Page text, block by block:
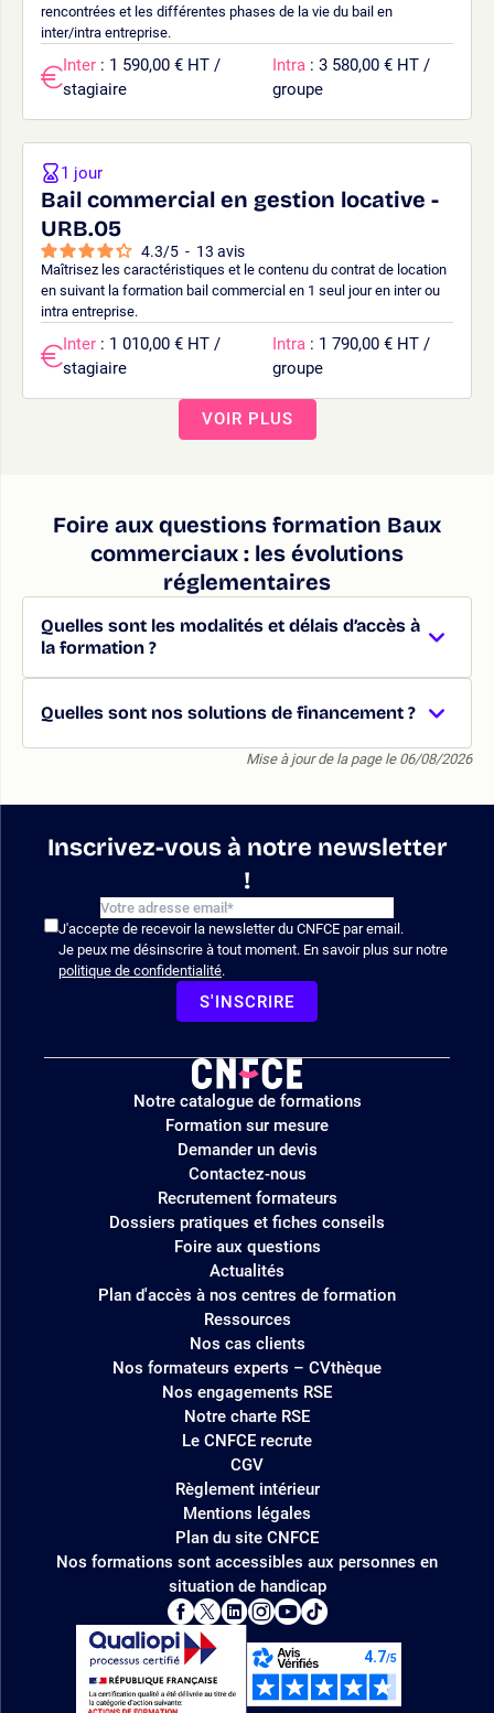
rencontrées et les différentes phases de la vie du bail en
inter/intra entreprise.
Inter : 1 590,00 € HT /
stagiaire
Intra : 3 580,00 € HT /
groupe
Bail commercial en gestion locative -
URB.05
4.3/5 - 13 avis
Maîtrisez les caractéristiques et le contenu du contrat de location
en suivant la formation bail commercial en 1 seul jour en inter ou
intra entreprise.
1 jour
Inter : 1 010,00 € HT /
stagiaire
Intra : 1 790,00 € HT /
groupe
VOIR PLUS
Foire aux questions formation Baux
commerciaux : les évolutions
réglementaires
Quelles sont les modalités et délais d’accès à
la formation ?
Quelles sont nos solutions de financement ?
Mise à jour de la page le 06/08/2026
Inscrivez-vous à notre newsletter
!
J'accepte de recevoir la newsletter du CNFCE par email.
Je peux me désinscrire à tout moment. En savoir plus sur notre
politique de confidentialité.
S'INSCRIRE
Logo
site
Notre catalogue de formations
Formation sur mesure
Demander un devis
Contactez-nous
Recrutement formateurs
Dossiers pratiques et fiches conseils
Foire aux questions
Actualités
Plan d'accès à nos centres de formation
Ressources
Nos cas clients
Nos formateurs experts – CVthèque
Nos engagements RSE
Notre charte RSE
Le CNFCE recrute
CGV
Règlement intérieur
Mentions légales
Plan du site CNFCE
Nos formations sont accessibles aux personnes en
situation de handicap